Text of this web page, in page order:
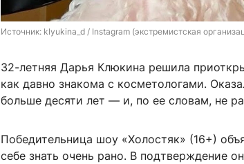
Источник: klyukina_d / Instagram (экстремистская
32-летняя Дарья Клюкина решила
как давно знакома с косметологами.
больше десяти лет — и, по ее словам, не
Победительница шоу «Холостяк» (16+)
себе знать очень рано. В подтверждение